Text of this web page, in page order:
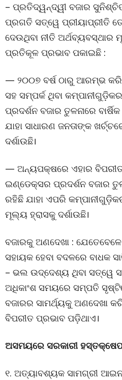
– ପ୍ରତିଦ୍ୱନ୍ଦ୍ୱୀ ବଜାର
ପ୍ରଗତି ସତ୍ୱେ ପ୍ରୀୟାପ୍ରୀତି
ଦେଉଥିବା ନୀତି
ପ୍ରତିକୂଳ ପ୍ରଭାବ ପକାଇଛି :
— ୨୦୦୭ ବର୍ଷ ଠାରୁ ଆରମ୍ଭ
ସହ ସମ୍ପର୍କ ଥିବା
ପ୍ରଦର୍ଶନ ବଜାର ତୁଳନାରେ
ଯାହା ସାଧାରଣ ଜନତାଙ୍କ
ଦର୍ଶାଉଛି।
— ଅନ୍ୟପକ୍ଷରେ ଏହାର
ଇଣ୍ଡେକ୍ସର ପ୍ରଦର୍ଶନ ବଜାର
ରହିଛି ଯାହା ଏପରି
ମୂଲ୍ୟ ହ୍ରାସକୁ ଦର୍ଶାଉଛି।
ବଜାରକୁ ଅଣଦେଖା :
ସହାୟକ ହେବା ବଦଳରେ ବାଧକ
– ଭଲ ଉଦ୍ଦେଶ୍ୟ ଥିବା ସତ୍ୱେ
ଅଧିକାଂଶ ସମୟରେ ସମ୍ପତି
ବଜାରର ସାମର୍ଥ୍ୟକୁ ଅଣଦେଖା
ବିପରୀତ ପ୍ରଭାବ ପଡ଼ିଥାଏ।
ଅସମୟରେ ସରକାରୀ
୧. ଅତ୍ୟାବଶ୍ୟକ ସାମଗ୍ରୀ